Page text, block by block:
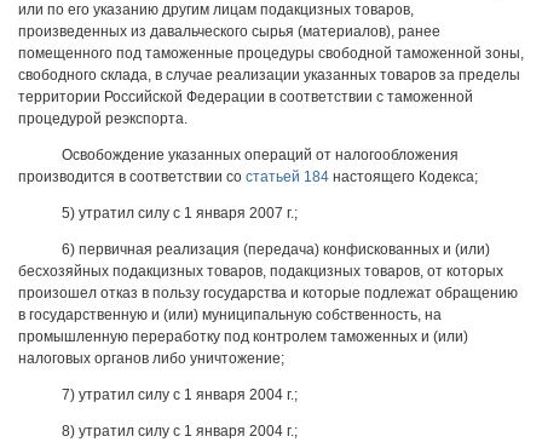
или по его указанию другим лицам подакцизных товаров,
произведенных из давальческого сырья (материалов), ранее
помещенного под таможенные процедуры свободной таможенной зоны,
свободного склада, в случае реализации указанных товаров за пределы
территории Российской Федерации в соответствии с таможенной
процедурой реэкспорта.
Освобождение указанных операций от налогообложения
производится в соответствии со статьей 184 настоящего Кодекса;
5) утратил силу с 1 января 2007 г.;
6) первичная реализация (передача) конфискованных и (или)
бесхозяйных подакцизных товаров, подакцизных товаров, от которых
произошел отказ в пользу государства и которые подлежат обращению
в государственную и (или) муниципальную собственность, на
промышленную переработку под контролем таможенных и (или)
налоговых органов либо уничтожение;
7) утратил силу с 1 января 2004 г.;
8) утратил силу с 1 января 2004 г.;